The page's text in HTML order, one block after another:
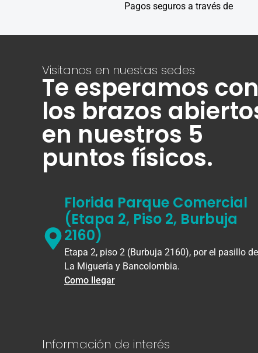
Pagos seguros a través de
Visitanos en nuestas sedes
Te esperamos con
los brazos
en nuestros 5
puntos físicos.
Florida Parque Comercial
(Etapa 2, Piso 2, Burbuja
2160)
Etapa 2, piso 2 (Burbuja 2160), por el pasillo de
La Miguería y Bancolombia.
Como llegar
Información de interés